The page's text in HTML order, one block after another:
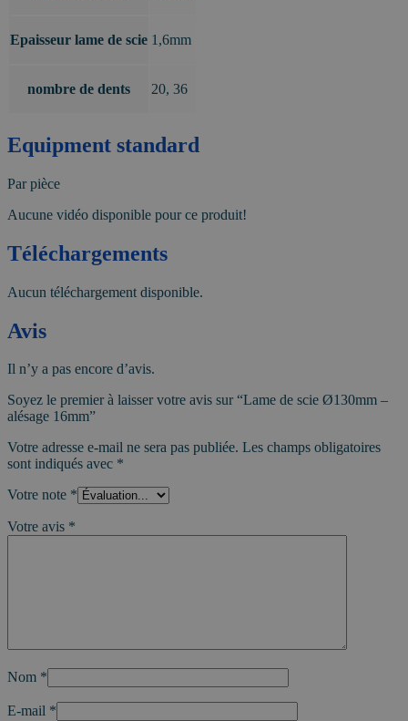
Epaisseur lame de scie 1,6mm
nombre de dents 20, 36
Equipment standard
Par pièce
Aucune vidéo disponible pour ce produit!
Téléchargements
Aucun téléchargement disponible.
Avis
Il n’y a pas encore d’avis.
Soyez le premier à laisser votre avis sur “Lame de scie Ø130mm –
alésage 16mm”
Votre adresse e-mail ne sera pas publiée. Les champs obligatoires
sont indiqués avec *
Votre note *
Votre avis *
Nom *
E-mail *